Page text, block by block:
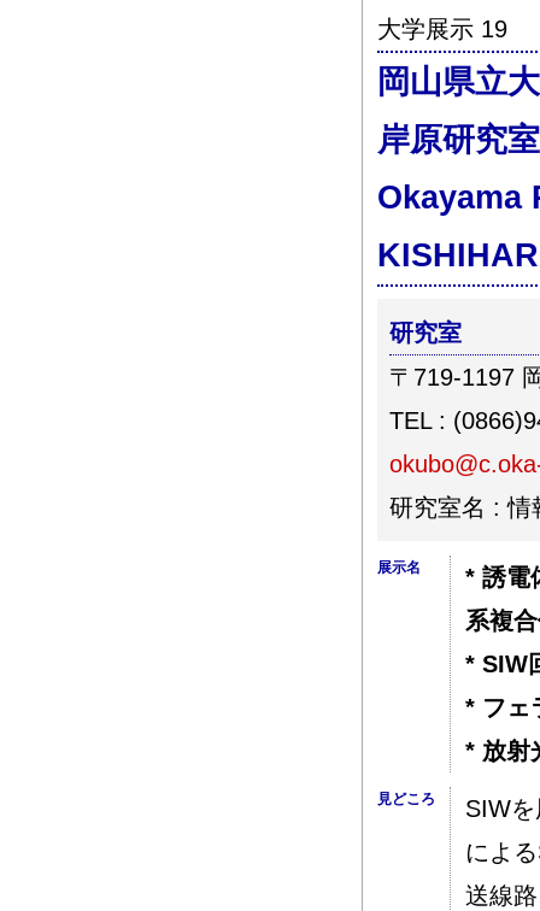
大学展示 19
岡山県立
岸原研究室
Okayama
研究室
〒719-1197
TEL :
研究室名 : 情
展示名
* 誘電
系複
* SIW
* フェ
* 放射
見どころ
SIW
によ
送線